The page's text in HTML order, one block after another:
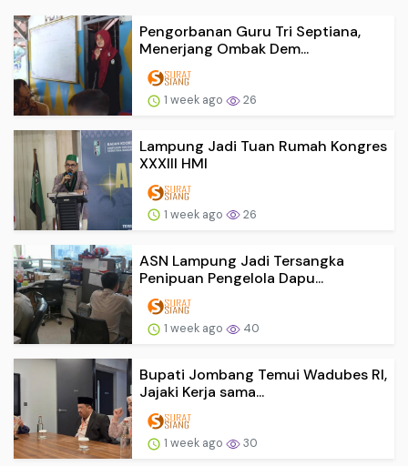
Pengorbanan Guru Tri Septiana,
Menerjang Ombak Dem...
1 week ago 26
Lampung Jadi Tuan Rumah Kongres
XXXIII HMI
1 week ago 26
ASN Lampung Jadi Tersangka
Penipuan Pengelola Dapu...
1 week ago 40
Bupati Jombang Temui Wadubes RI,
Jajaki Kerja sama...
1 week ago 30